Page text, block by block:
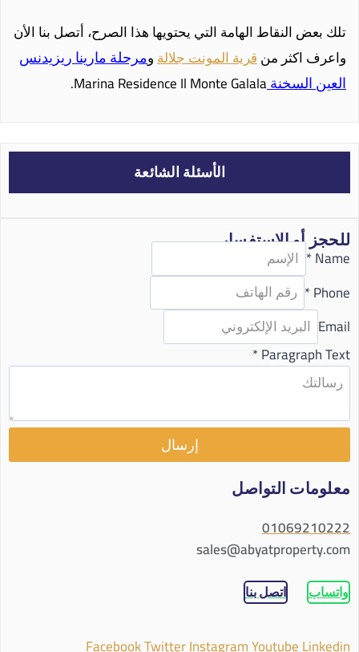
تلك بعض النقاط الهامة التي يحتويها هذا الصرح، أتصل بنا الأن
واعرف اكثر منقرية المونت جلالةومرحلة مارينا ريزيدنس
العين السخنةMarina Residence Il Monte Galala.
الأسئلة الشائعة
للحجز أو الاستفسار
Name
*
Phone
*
Email
Paragraph Text
*
إرسال
معلومات التواصل
01069210222
sales@abyatproperty.com
واتساب اتصل بنا
FacebookTwitterInstagramYoutubeLinkedin